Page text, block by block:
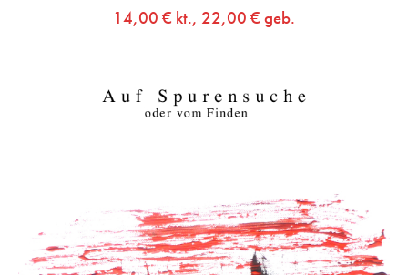
14,00 € kt., 22,00 € geb.